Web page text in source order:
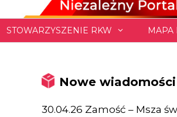
STOWARZYSZENIE RKW MAPA
Nowe wiadomości
30.04.26 Zamość – Msza